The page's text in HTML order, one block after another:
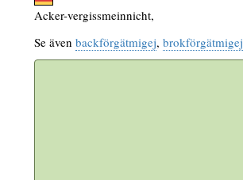
Acker-vergissmeinnicht,
Se även backförgätmigej, brokförgätmigej